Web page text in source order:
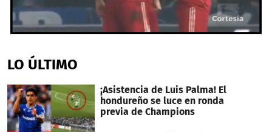
of
34
LO ÚLTIMO
¡Asistencia de Luis Palma! El
hondureño se luce en ronda
previa de Champions